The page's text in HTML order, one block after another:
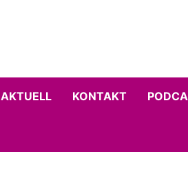
AKTUELL KONTAKT